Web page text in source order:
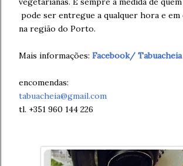
pode ser entregue a qualquer hora e
na região do Porto.
Mais informações: Facebook/ Tabuacheia
encomendas:
tabuacheia@gmail.com
tl. +351 960 144 226